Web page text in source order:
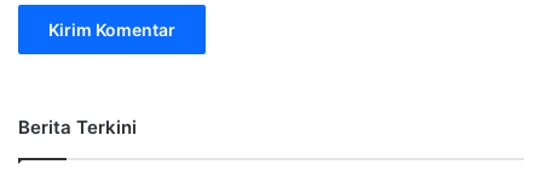
Berita Terkini